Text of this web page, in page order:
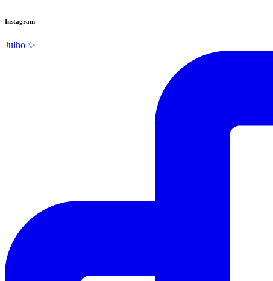
Instagram
Julho ✨